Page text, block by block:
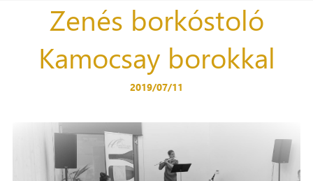
Zenés borkóstoló
Kamocsay borokkal
2019/07/11